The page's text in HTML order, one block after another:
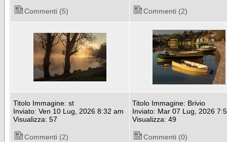
Commenti (5) Commenti (2)
Titolo Immagine: st
Inviato: Ven 10 Lug, 2026 8:32 am
Visualizza: 57
Commenti (2)
Titolo Immagine: Brivio
Inviato: Mar 07 Lug, 2026
Visualizza: 49
Commenti (0)